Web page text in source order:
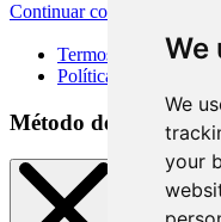
We
We
your
Continuar com a Apple
Termos de Uso
Política de Privacidade
Método de acesso